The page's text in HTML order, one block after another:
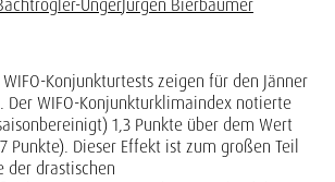
UngerJürgen Bierbaumer
Konjunkturtests zeigen für den Jänner
Der WIFO-Konjunkturklimaindex notierte
1,3 Punkte über dem Wert
Punkte). Dieser Effekt ist zum großen Teil
der drastischen